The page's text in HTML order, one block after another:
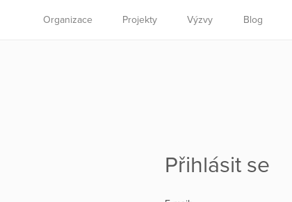
Organizace Projekty Výzvy Blog
Přihlásit se